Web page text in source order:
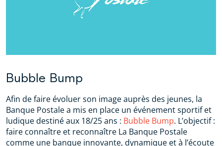
Bubble Bump
Afin de faire évoluer son image auprès des jeunes, la
Banque Postale a mis en place un événement sportif et
ludique destiné aux 18/25 ans : Bubble Bump. L’objectif :
faire connaître et reconnaître La Banque Postale
comme une banque innovante, dynamique et à l’écoute